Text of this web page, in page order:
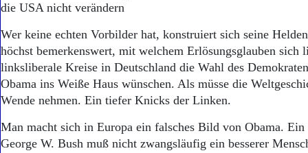
Gesellschaft
Geschichte
Ostpreußen
Pommern
Berlin-Brandenburg
Schlesien
Bücher
die USA nicht verändern
Wer keine echten Vorbilder hat, konstruiert sich seine
höchst bemerkenswert, mit welchem Erlösungsglauben sich
linksliberale Kreise in Deutschland die Wahl des
Obama ins Weiße Haus wünschen. Als müsse die
Wende nehmen. Ein tiefer Knicks der Linken.
Man macht sich in Europa ein falsches Bild von Obama.
George W. Bush muß nicht zwangsläufig ein besserer